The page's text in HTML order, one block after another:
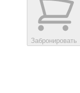
Забронировать